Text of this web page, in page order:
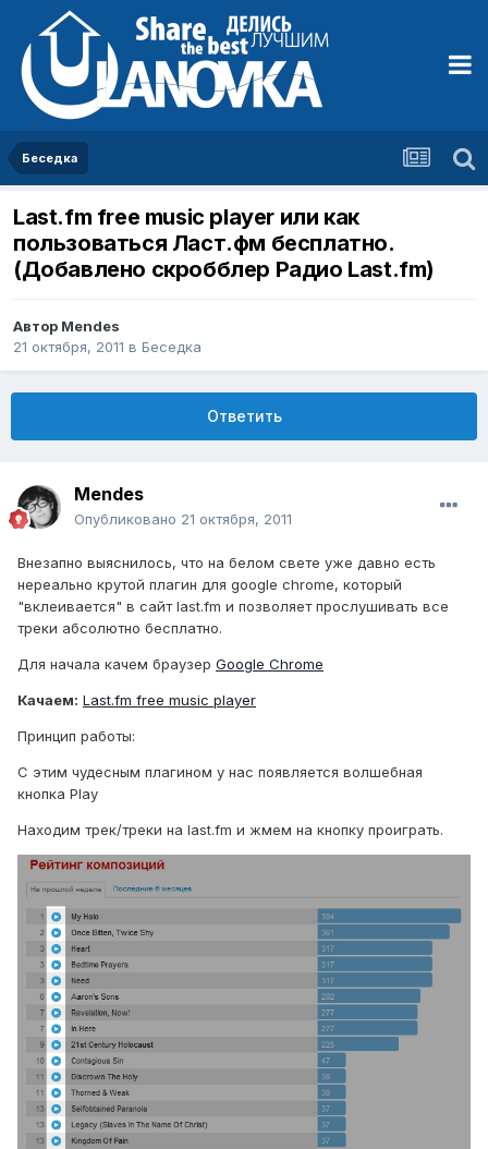
Беседка
Last.fm free music player или как
пользоваться Ласт.фм бесплатно.
(Добавлено скробблер Радио Last.fm)
Автор Mendes
21 октября, 2011 в Беседка
Ответить
Mendes
Опубликовано 21 октября, 2011
Внезапно выяснилось, что на белом свете уже давно есть
нереально крутой плагин для google chrome, который
"вклеивается" в сайт last.fm и позволяет прослушивать все
треки абсолютно бесплатно.
Для начала качем браузер Google Chrome
Качаем: Last.fm free music player
Принцип работы:
С этим чудесным плагином у нас появляется волшебная
кнопка Play
Находим трек/треки на last.fm и жмем на кнопку проиграть.